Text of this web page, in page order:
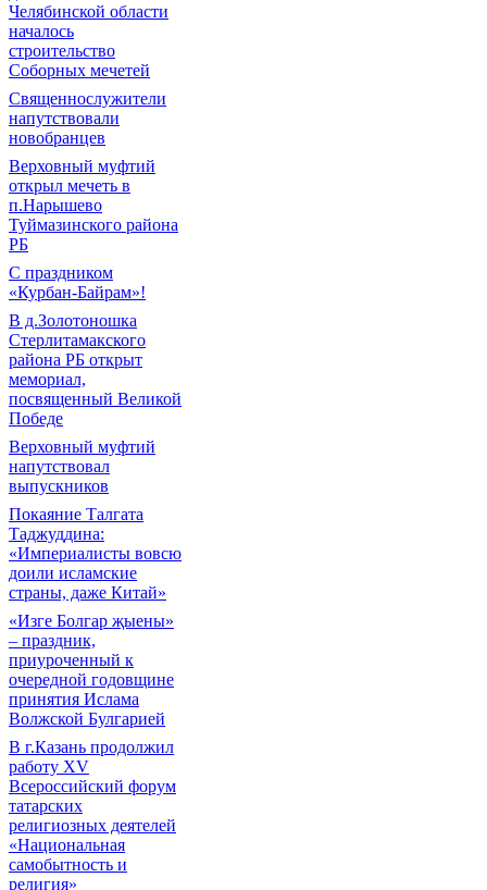
Челябинской области
началось
строительство
Соборных мечетей
Священнослужители
напутствовали
новобранцев
Верховный муфтий
открыл мечеть в
п.Нарышево
Туймазинского района
РБ
С праздником
«Курбан-Байрам»!
В д.Золотоношка
Стерлитамакского
района РБ открыт
мемориал,
посвященный Великой
Победе
Верховный муфтий
напутствовал
выпускников
Покаяние Талгата
Таджуддина:
«Империалисты вовсю
доили исламские
страны, даже Китай»
«Изге Болгар җыены»
– праздник,
приуроченный к
очередной годовщине
принятия Ислама
Волжской Булгарией
В г.Казань продолжил
работу XV
Всероссийский форум
татарских
религиозных деятелей
«Национальная
самобытность и
религия»